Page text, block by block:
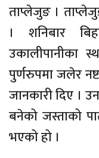
ताप्लेजुङ ।
। शनिबार
उकालीपानीका
पुर्णरुपमा जलेर
जानकारी दिए ।
बनेको जस्ताको
भएको हो ।